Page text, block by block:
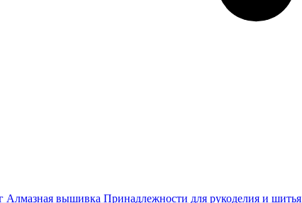
Алмазная вышивка Принадлежности для рукоделия и шитья